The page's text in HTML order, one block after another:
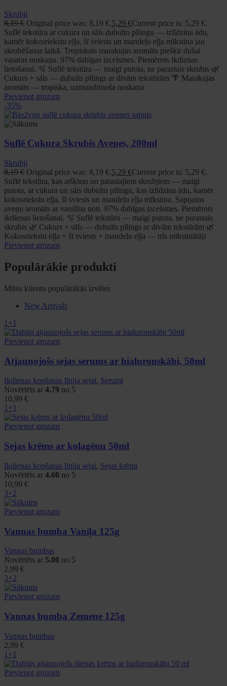
Skrubji
8,19€ Original price was: 8,19 €.5,29 €Current price is: 5,29 €.
Suflē tekstūra ar cukura un sāls dubulto pīlingu — izlīdzina ādu,
kamēr kokosriekstu eļļa, šī sviests un mandeļu eļļa mīkstina jau
skrubēšanas laikā. Tropiskais marakujas aromāts piešķir dušai
vasaras noskaņu. 97% dabīgas izcelsmes. Piemērots ikdienas
lietošanai. 🫧 Suflē tekstūra — maigi putota, ne parastais skrubis 🌿
Cukurs + sāls — dubults pīlings ar divām tekstūrām 🌴 Marakujas
aromāts — tropiska, uzmundrinoša noskaņa
Pievienot grozam
-35%
Suflē Cukura Skrubis Avenes, 200ml
Skrubji
8,19€ Original price was: 8,19 €.5,29 €Current price is: 5,29 €.
Suflē tekstūra, kas atšķiras no parastajiem skrubjiem — maigi
putota, ar cukura un sāls dubulto pīlingu, kas izlīdzina ādu, kamēr
kokosriekstu eļļa, šī sviests un mandeļu eļļa mīkstina. Sapņains
aveņu aromāts ar vanilīna noti. 97% dabīgas izcelsmes. Piemērots
ikdienas lietošanai. 🫧 Suflē tekstūra — maigi putota, ne parastais
skrubis 🌿 Cukurs + sāls — dubults pīlings ar divām tekstūrām 🌿
Kokosriekstu eļļa + šī sviests + mandeļu eļļa — trīs mīkstinātāji
Pievienot grozam
Populārākie produkti
Mūsu klientu populārākās izvēles
New Arrivals
1+1
Pievienot grozam
Atjaunojošs sejas serums ar hialuronskābi, 50ml
Ikdienas kopšanas līnija sejai, Serumi
Novērtēts ar 4.79 no 5
10,99 €
1+1
Pievienot grozam
Sejas krēms ar kolagēnu 50ml
Ikdienas kopšanas līnija sejai, Sejas krēmi
Novērtēts ar 4.60 no 5
10,99 €
3+2
Pievienot grozam
Vannas bumba Vaniļa 125g
Vannas bumbas
Novērtēts ar 5.00 no 5
2,99 €
3+2
Pievienot grozam
Vannas bumba Zemene 125g
Vannas bumbas
2,99 €
1+1
Pievienot grozam